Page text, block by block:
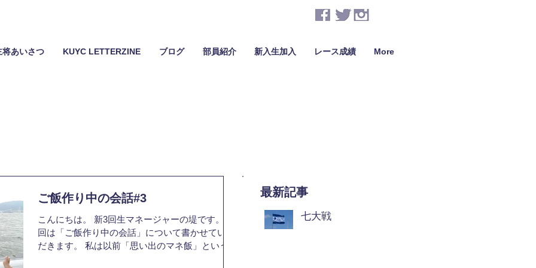
将あいさつ KUYC LETTERZINE ブログ 部員紹介 新入生加入 レース成績 More
ご飯作り中の会話#3
こんにちは。 新3回生マネージャーの堤です。 今
回は「ご飯作り中の会話」について書かせていた
だきます。 私は以前「思い出のマネ飯」というテ
七大戦
最新記事